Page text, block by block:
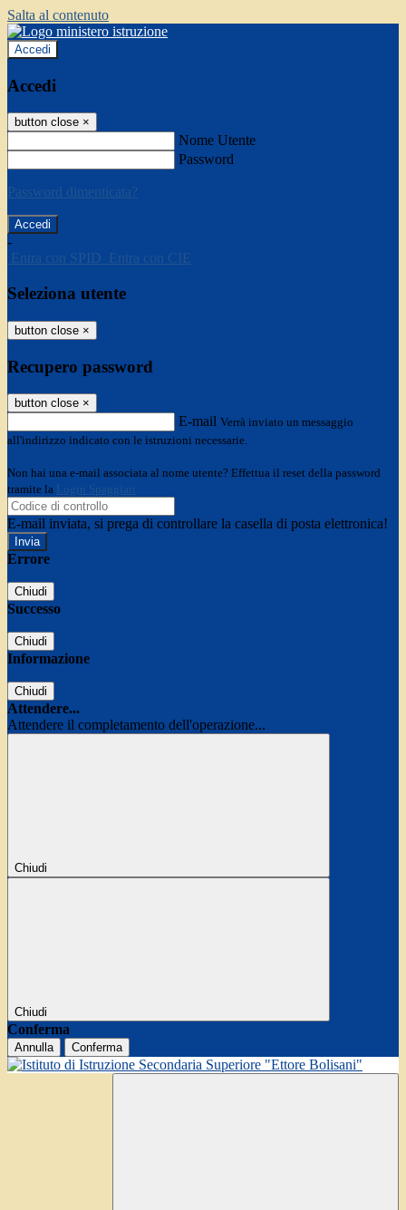
Salta al contenuto
Accedi
Accedi
button close ×
Nome Utente
Password
Password dimenticata?
-
Entra con SPID
Entra con CIE
Seleziona utente
button close ×
Recupero password
button close ×
E-mail Verrà inviato un messaggio
all'indirizzo indicato con le istruzioni necessarie.
Non hai una e-mail associata al nome utente? Effettua il reset della password
tramite la Login Spaggiari
E-mail inviata, si prega di controllare la casella di posta elettronica!
Errore
Chiudi
Successo
Chiudi
Informazione
Chiudi
Attendere...
Attendere il completamento dell'operazione...
Chiudi
Chiudi
Conferma
Annulla Conferma